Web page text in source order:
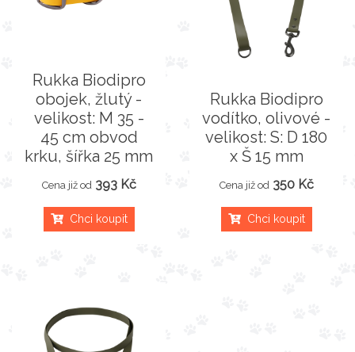
Rukka Biodipro
obojek, žlutý -
velikost: M 35 -
45 cm obvod
krku, šířka 25 mm
Cena již od 393 Kč
Chci koupit
Rukka Biodipro
vodítko, olivové -
velikost: S: D 180
x Š 15 mm
Cena již od 350 Kč
Chci koupit